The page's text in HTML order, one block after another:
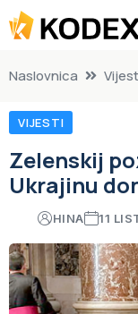
Naslovnica
VIJESTI
Zelenskij
Ukrajinu
HINA 11